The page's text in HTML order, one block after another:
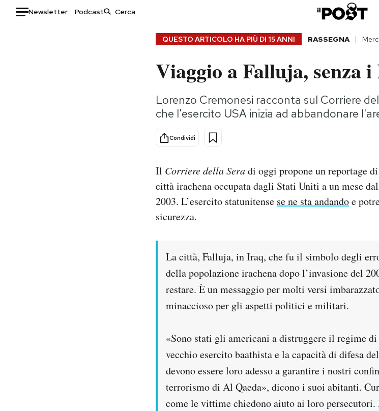
Newsletter Podcast
Consumismi
Storie/Idee
Ok Boomer!
Altrecose
Mondiali calcio 2026
QUESTO ARTICOLO HA PIÙ DI 15 ANNI RASSEGNA
Viaggio a Falluja, senza
Lorenzo Cremonesi racconta sul Corriere
che l'esercito USA inizia ad abbandonare
Condividi
Il Corriere della Seradi oggi propone un reportage
città irachena occupata dagli Stati Uniti a un mese
2003. L’esercito statunitense se ne sta andandoe
sicurezza.
La città, Falluja, in Iraq, che fu il simbolo degli
della popolazione irachena dopo l’invasione del
restare. È un messaggio per molti versi
minaccioso per gli aspetti politici e militari.
«Sono stati gli americani a distruggere il regime
vecchio esercito baathista e la capacità di difesa
devono essere loro adesso a garantire i nostri
terrorismo di Al Qaeda», dicono i suoi abitanti.
come le vittime chiedono aiuto ai loro persecutori.